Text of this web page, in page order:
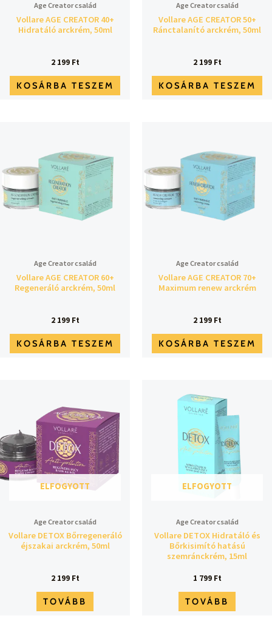
Age Creator család
Vollare AGE CREATOR 40+
Hidratáló arckrém, 50ml
2 199 Ft
KOSÁRBA TESZEM
Age Creator család
Vollare AGE CREATOR 50+
Ránctalanító arckrém, 50ml
2 199 Ft
KOSÁRBA TESZEM
Age Creator család
Vollare AGE CREATOR 60+
Regeneráló arckrém, 50ml
2 199 Ft
KOSÁRBA TESZEM
Age Creator család
Vollare AGE CREATOR 70+
Maximum renew arckrém
2 199 Ft
KOSÁRBA TESZEM
ELFOGYOTT
Age Creator család
Vollare DETOX Bőrregeneráló
éjszakai arckrém, 50ml
2 199 Ft
TOVÁBB
ELFOGYOTT
Age Creator család
Vollare DETOX Hidratáló és
Bőrkisimító hatású
szemránckrém, 15ml
1 799 Ft
TOVÁBB